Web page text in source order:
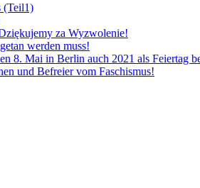
(Teil1)
za Wyzwolenie!
werden muss!
8. Mai in Berlin auch 2021 als Feiertag
und Befreier vom Faschismus!